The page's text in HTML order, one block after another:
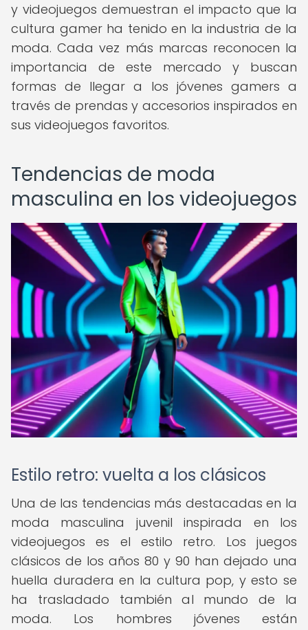
y videojuegos demuestran el impacto que la
cultura gamer ha tenido en la industria de la
moda. Cada vez más marcas reconocen la
importancia de este mercado y buscan
formas de llegar a los jóvenes gamers a
través de prendas y accesorios inspirados en
sus videojuegos favoritos.
Tendencias de moda
masculina en los videojuegos
Estilo retro: vuelta a los clásicos
Una de las tendencias más destacadas en la
moda masculina juvenil inspirada en los
videojuegos es el estilo retro. Los juegos
clásicos de los años 80 y 90 han dejado una
huella duradera en la cultura pop, y esto se
ha trasladado también al mundo de la
moda. Los hombres jóvenes están